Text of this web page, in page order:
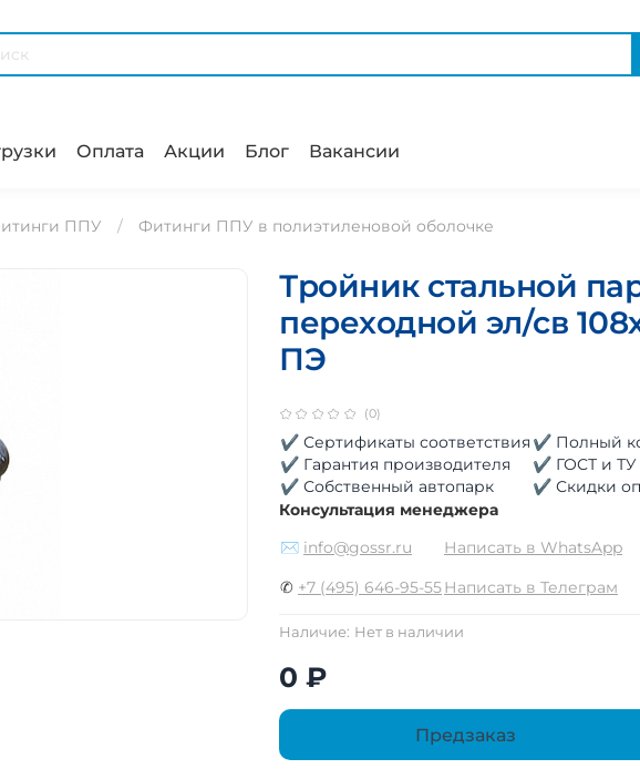
Оплата Акции Блог Вакансии
ППУ Фитинги ППУ в полиэтиленовой оболочке
(0)
Наличие: Нет в наличии
Тройник стальной
переходной эл/св
ПЭ
0 ₽
Предзаказ
✔ Сертификаты соответствия ✔ Полный
✔ Гарантия производителя
✔ ГОСТ и ТУ
✔ Собственный автопарк
✔ Скидки
Консультация менеджера
✉ info@gossr.ru
Написать в WhatsApp
✆ +7 (495) 646-95-55Написать в Телеграм